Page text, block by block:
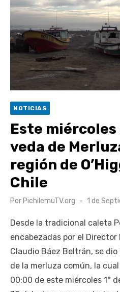
escuela comunitaria
Cóctel de Sábado:
Lina Fermandois y Luis Polanco
Seis comunas de O’Higgins
participativa del Plan Local de
Costero Nilahue
segunda clasificatoria
Retrospectiva 2026 | Capítulo
Araneda
NOTICIAS
Este miércoles
veda de
región de
Chile
Por PichilemuTV.org
Publicado
1 de
Desde la tradicional caleta
encabezadas por el Director
Claudio Báez Beltrán, se
de la merluza común, la
00:00 de este miércoles 1°